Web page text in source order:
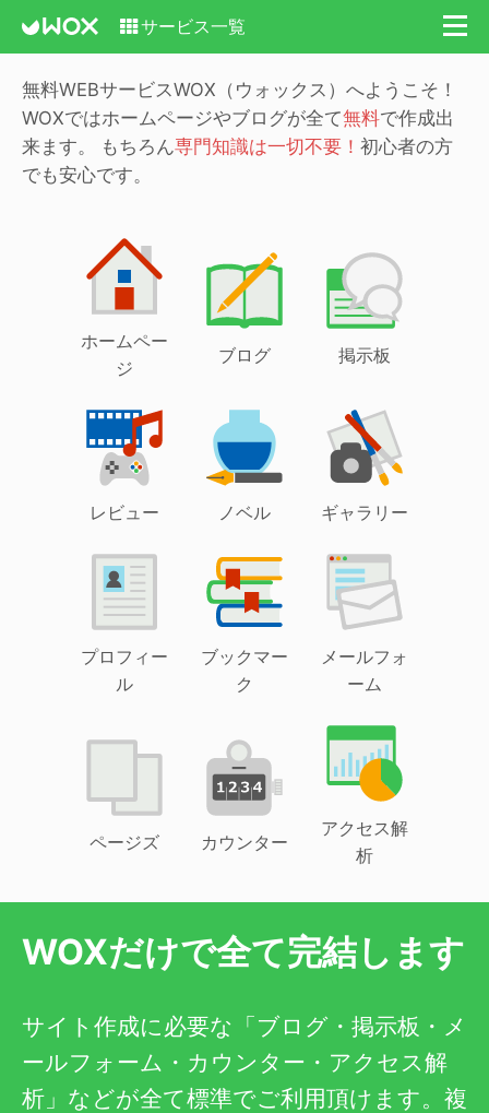
サービス一覧
無料WEBサービスWOX（ウォックス）へようこそ！
WOXではホームページやブログが全て無料で作成出
来ます。
もちろん専門知識は一切不要！ 初心者の方
でも安心です。
ホームペー
ジ
ブログ 掲示板
レビュー ノベル ギャラリー
プロフィー
ル
ブックマー
ク
メールフォ
ーム
ページズ カウンター
アクセス解
析
WOXだけで全て完結します
サイト作成に必要な「ブログ・掲示板・メ
ールフォーム・カウンター・アクセス解
析」などが全て標準でご利用頂けます。複